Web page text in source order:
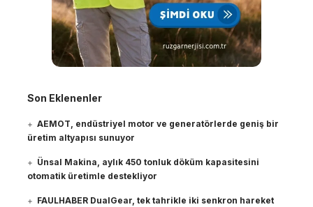
Son Eklenenler
AEMOT, endüstriyel motor ve generatörlerde geniş bir
üretim altyapısı sunuyor
Ünsal Makina, aylık 450 tonluk döküm kapasitesini
otomatik üretimle destekliyor
FAULHABER DualGear, tek tahrikle iki senkron hareket